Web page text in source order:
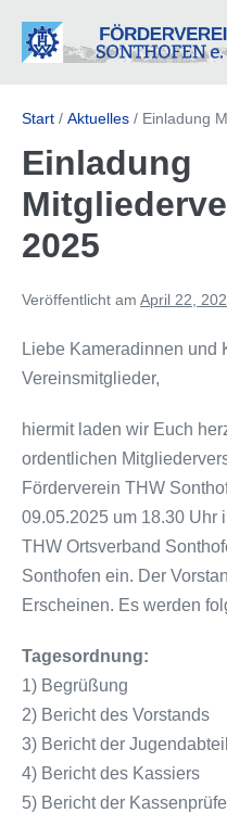
Inhalt
Start / Aktuelles / Einladung
Einladung
2025
Veröffentlicht am April 22,
Liebe Kameradinnen und
Vereinsmitglieder,
hiermit laden wir Euch
ordentlichen
Förderverein THW
09.05.2025 um 18.30 Uhr
THW Ortsverband
Sonthofen ein. Der
Erscheinen. Es werden
Tagesordnung:
1) Begrüßung
2) Bericht des Vorstands
3) Bericht der
4) Bericht des Kassiers
5) Bericht der